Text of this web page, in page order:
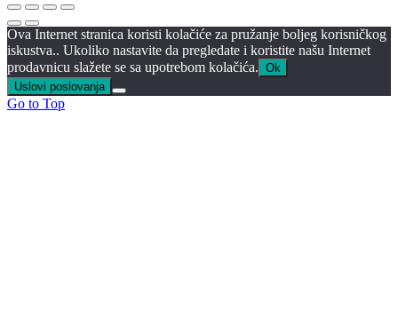
Ova Internet stranica koristi kolačiće za pružanje boljeg korisničkog
iskustva.. Ukoliko nastavite da pregledate i koristite našu Internet
prodavnicu slažete se sa upotrebom kolačića. Ok
Uslovi poslovanja
Go to Top